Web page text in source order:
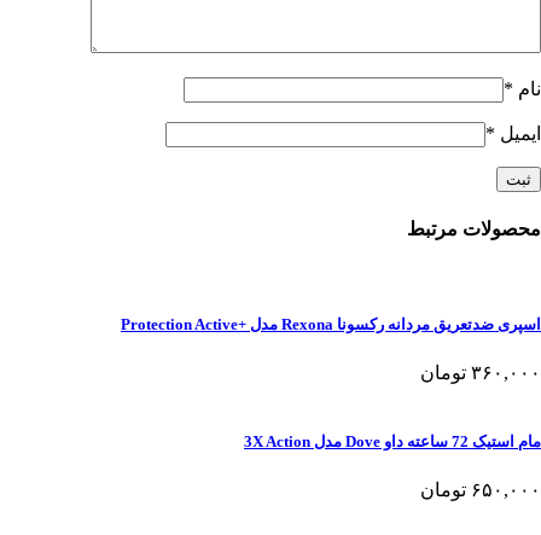
نام *
ایمیل *
محصولات مرتبط
اسپری ضدتعریق مردانه رکسونا Rexona مدل +Protection Active
۳۶۰,۰۰۰ تومان
مام استیک 72 ساعته داو Dove مدل 3X Action
۶۵۰,۰۰۰ تومان